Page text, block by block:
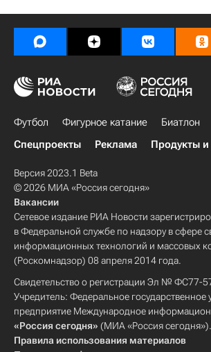
Футбол Фигурное катание Биатлон
Спецпроекты
Реклама Продукты
Версия 2023.1 Beta
© 2026 МИА «Россия сегодня»
Вакансии
Сетевое издание РИА Новости
в Федеральной службе по надзору в сфере
информационных технологий и массовых
(Роскомнадзор) 08 апреля 2014 года.
Свидетельство о регистрации Эл № ФС77-
Учредитель: Федеральное государственное
предприятие Международное
«Россия сегодня» (МИА «Россия сегодня»).
Правила использования материалов